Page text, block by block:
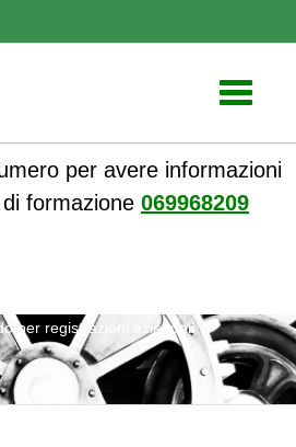
Toggle
per avere informazioni
formazione 069968209
per registrazioni aziendali